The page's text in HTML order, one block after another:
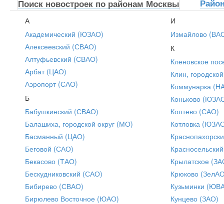
Поиск новостроек по районам Москвы
А
Академический (ЮЗАО)
Алексеевский (СВАО)
Алтуфьевский (СВАО)
Арбат (ЦАО)
Аэропорт (САО)
Б
Бабушкинский (СВАО)
Балашиха, городской округ (МО)
Басманный (ЦАО)
Беговой (САО)
Бекасово (ТАО)
Бескудниковский (САО)
Бибирево (СВАО)
Бирюлево Восточное (ЮАО)
И
Измайлово
К
Кленовское
Клин,
Коммунарка
Коньково
Коптево (САО)
Котловка
Крылатское
Крюково
Кузьминки
Кунцево (ЗАО)